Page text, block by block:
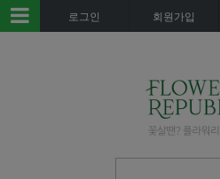
로그인 회원가입